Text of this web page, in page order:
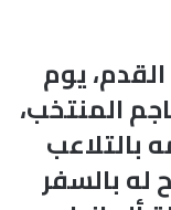
يوم
المنتخب،
بالتلاعب
له بالسفر